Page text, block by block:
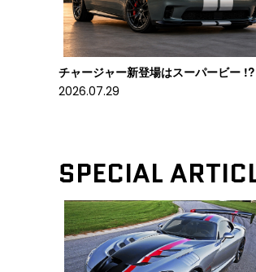
チャージャー新登場はスーパービー !?
2026.07.29
SPECIAL